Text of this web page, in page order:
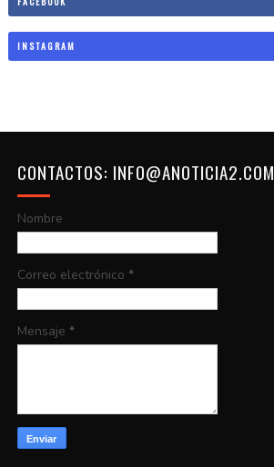
INSTAGRAM
CONTACTOS: INFO@ANOTICIA2.COM
Nombre
Correo electrónico *
Mensaje *